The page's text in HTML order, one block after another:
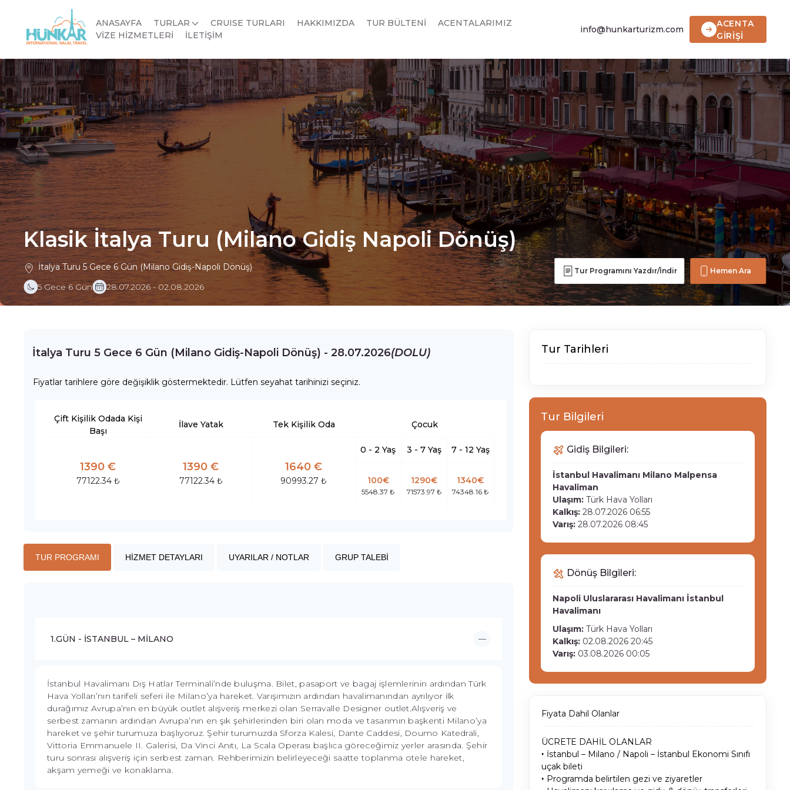
ANASAYFA TURLAR CRUISE TURLARI HAKKIMIZDA TUR BÜLTENİ
ACENTALARIMIZ
VİZE HİZMETLERİ
İLETİŞİM
info@hunkarturizm.com
ACENTA
GİRİŞİ
Klasik İtalya Turu (Milano Gidiş Napoli Dönüş)
İtalya Turu 5 Gece 6 Gün (Milano Gidiş-Napoli Dönüş)
5 Gece 6 Gün
28.07.2026 - 02.08.2026
Tur Programını Yazdır/İndir Hemen Ara
İtalya Turu 5 Gece 6 Gün (Milano Gidiş-Napoli Dönüş) - 28.07.2026(DOLU)
Fiyatlar tarihlere göre değişiklik göstermektedir. Lütfen seyahat tarihinizi seçiniz.
Çift Kişilik Odada Kişi
Başı
1390 €
77122.34 ₺
İlave Yatak
1390 €
77122.34 ₺
Tek Kişilik Oda
1640 €
90993.27 ₺
Çocuk
0 - 2 Yaş
100€
5548.37 ₺
3 - 7 Yaş
1290€
71573.97 ₺
7 - 12 Yaş
1340€
74348.16 ₺
TUR PROGRAMI HİZMET DETAYLARI UYARILAR / NOTLAR GRUP TALEBİ
1.GÜN - İSTANBUL – MİLANO
İstanbul Havalimanı Dış Hatlar Terminali’nde buluşma. Bilet, pasaport ve bagaj işlemlerinin ardından Türk
Hava Yolları’nın tarifeli seferi ile Milano’ya hareket. Varışımızın ardından havalimanından ayrılıyor ilk
durağımız Avrupa’nın en büyük outlet alışveriş merkezi olan Serravalle Designer outlet.Alışveriş ve
serbest zamanın ardından Avrupa’nın en şık şehirlerinden biri olan moda ve tasarımın başkenti Milano’ya
hareket ve şehir turumuza başlıyoruz. Şehir turumuzda Sforza Kalesi, Dante Caddesi, Doumo Katedrali,
Vittoria Emmanuele II. Galerisi, Da Vinci Anıtı, La Scala Operası başlıca göreceğimiz yerler arasında. Şehir
turu sonrası alışveriş için serbest zaman. Rehberimizin belirleyeceği saatte toplanma otele hareket,
akşam yemeği ve konaklama.
Tur Tarihleri
Tur Bilgileri
Gidiş Bilgileri:
İstanbul Havalimanı Milano Malpensa
Havaliman
Ulaşım:Türk Hava Yolları
Kalkış:28.07.2026 06:55
Varış:28.07.2026 08:45
Dönüş Bilgileri:
Napoli Uluslararası Havalimanı İstanbul
Havalimanı
Ulaşım:Türk Hava Yolları
Kalkış:02.08.2026 20:45
Varış:03.08.2026 00:05
Fiyata Dahil Olanlar
ÜCRETE DAHİL OLANLAR
‣ İstanbul – Milano / Napoli – İstanbul Ekonomi Sınıfı
uçak bileti
‣ Programda belirtilen gezi ve ziyaretler